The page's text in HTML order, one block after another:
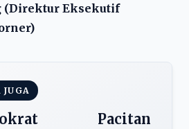
(Direktur Eksekutif
JUGA
Pacitan